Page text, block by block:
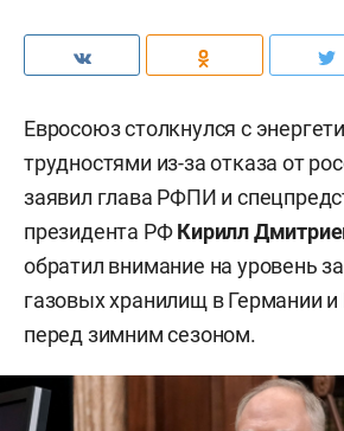
Евросоюз столкнулся с
трудностями из-за отказа от
заявил глава РФПИ и
президента РФКирилл
обратил внимание на уровень
газовых хранилищ в Германии
перед зимним сезоном.